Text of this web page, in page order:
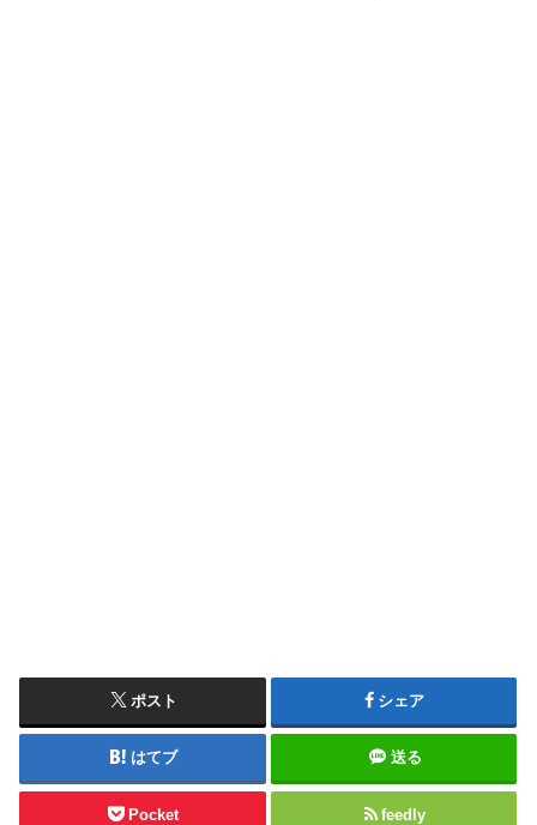
ポスト シェア
はてブ 送る
Pocket feedly